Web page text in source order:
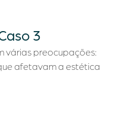
3
várias preocupações:
afetavam a estética